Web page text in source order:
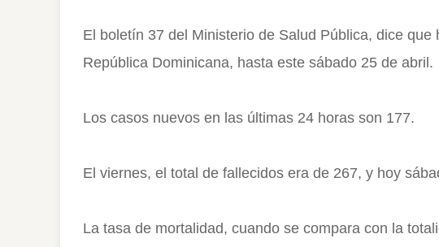
El boletín 37 del Ministerio de Salud Pública, dice que
República Dominicana, hasta este sábado 25 de abril.
Los casos nuevos en las últimas 24 horas son 177.
El viernes, el total de fallecidos era de 267, y hoy
La tasa de mortalidad, cuando se compara con la